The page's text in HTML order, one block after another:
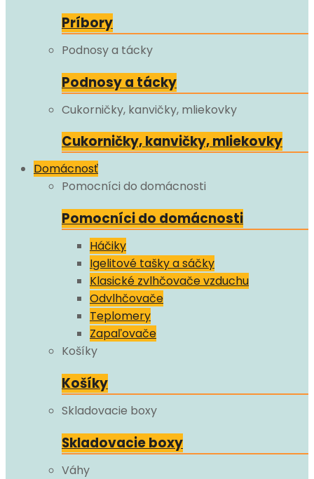
Príbory
Podnosy a tácky
Podnosy a tácky
Cukorničky, kanvičky, mliekovky
Cukorničky, kanvičky, mliekovky
Domácnosť
Pomocníci do domácnosti
Pomocníci do domácnosti
Háčiky
Igelitové tašky a sáčky
Klasické zvlhčovače vzduchu
Odvlhčovače
Teplomery
Zapaľovače
Košíky
Košíky
Skladovacie boxy
Skladovacie boxy
Váhy